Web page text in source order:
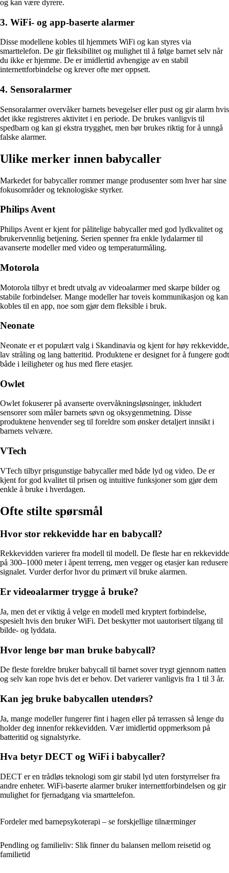
og kan være dyrere.
3. WiFi- og app-baserte alarmer
Disse modellene kobles til hjemmets WiFi og kan styres via
smarttelefon. De gir fleksibilitet og mulighet til å følge barnet selv når
du ikke er hjemme. De er imidlertid avhengige av en stabil
internettforbindelse og krever ofte mer oppsett.
4. Sensoralarmer
Sensoralarmer overvåker barnets bevegelser eller pust og gir alarm hvis
det ikke registreres aktivitet i en periode. De brukes vanligvis til
spedbarn og kan gi ekstra trygghet, men bør brukes riktig for å unngå
falske alarmer.
Ulike merker innen babycaller
Markedet for babycaller rommer mange produsenter som hver har sine
fokusområder og teknologiske styrker.
Philips Avent
Philips Avent er kjent for pålitelige babycaller med god lydkvalitet og
brukervennlig betjening. Serien spenner fra enkle lydalarmer til
avanserte modeller med video og temperaturmåling.
Motorola
Motorola tilbyr et bredt utvalg av videoalarmer med skarpe bilder og
stabile forbindelser. Mange modeller har toveis kommunikasjon og kan
kobles til en app, noe som gjør dem fleksible i bruk.
Neonate
Neonate er et populært valg i Skandinavia og kjent for høy rekkevidde,
lav stråling og lang batteritid. Produktene er designet for å fungere godt
både i leiligheter og hus med flere etasjer.
Owlet
Owlet fokuserer på avanserte overvåkningsløsninger, inkludert
sensorer som måler barnets søvn og oksygenmetning. Disse
produktene henvender seg til foreldre som ønsker detaljert innsikt i
barnets velvære.
VTech
VTech tilbyr prisgunstige babycaller med både lyd og video. De er
kjent for god kvalitet til prisen og intuitive funksjoner som gjør dem
enkle å bruke i hverdagen.
Ofte stilte spørsmål
Hvor stor rekkevidde har en babycall?
Rekkevidden varierer fra modell til modell. De fleste har en rekkevidde
på 300–1000 meter i åpent terreng, men vegger og etasjer kan redusere
signalet. Vurder derfor hvor du primært vil bruke alarmen.
Er videoalarmer trygge å bruke?
Ja, men det er viktig å velge en modell med kryptert forbindelse,
spesielt hvis den bruker WiFi. Det beskytter mot uautorisert tilgang til
bilde- og lyddata.
Hvor lenge bør man bruke babycall?
De fleste foreldre bruker babycall til barnet sover trygt gjennom natten
og selv kan rope hvis det er behov. Det varierer vanligvis fra 1 til 3 år.
Kan jeg bruke babycallen utendørs?
Ja, mange modeller fungerer fint i hagen eller på terrassen så lenge du
holder deg innenfor rekkevidden. Vær imidlertid oppmerksom på
batteritid og signalstyrke.
Hva betyr DECT og WiFi i babycaller?
DECT er en trådløs teknologi som gir stabil lyd uten forstyrrelser fra
andre enheter. WiFi-baserte alarmer bruker internettforbindelsen og gir
mulighet for fjernadgang via smarttelefon.
Fordeler med barnepsykoterapi – se forskjellige tilnærminger
Pendling og familieliv: Slik finner du balansen mellom reisetid og
familietid